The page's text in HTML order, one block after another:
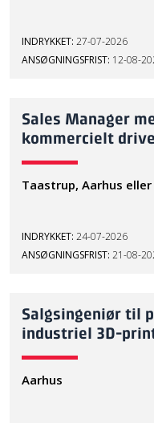
INDRYKKET: 27-07-2026
ANSØGNINGSFRIST: 12-08-
Sales Manager
kommercielt
Taastrup, Aarhus eller
INDRYKKET: 24-07-2026
ANSØGNINGSFRIST: 21-08-
Salgsingeniør til
industriel 3D-
Aarhus